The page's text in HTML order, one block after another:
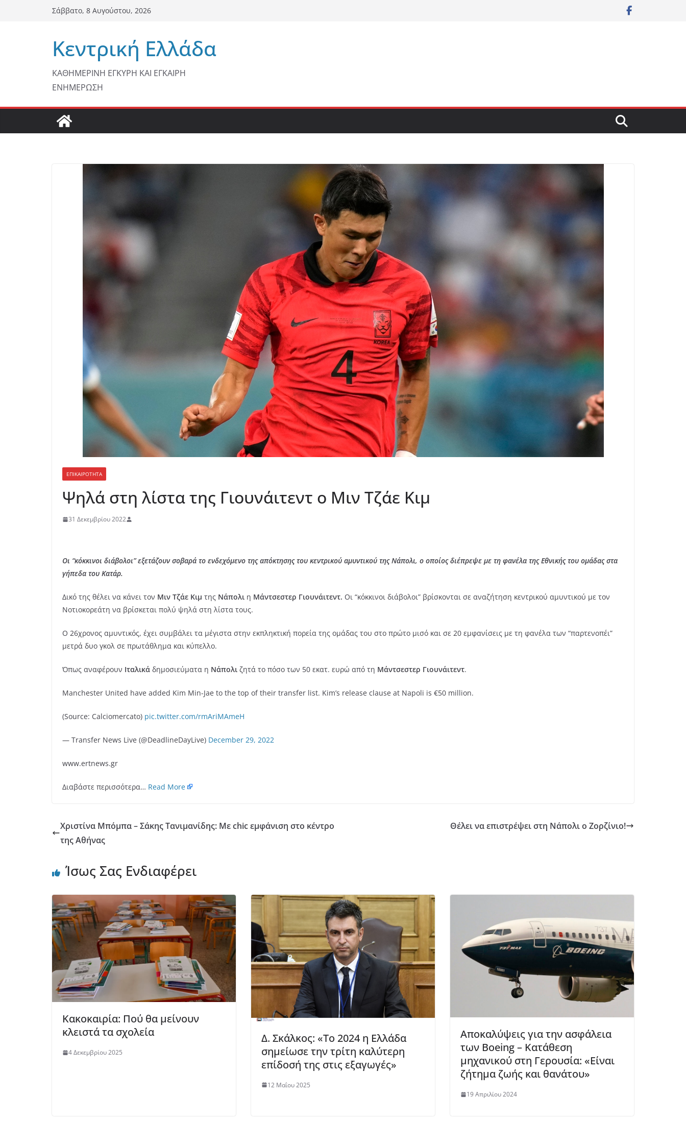
Σάββατο, 8 Αυγούστου, 2026
Κεντρική Ελλάδα
ΚΑΘΗΜΕΡΙΝΗ ΕΓΚΥΡΗ ΚΑΙ ΕΓΚΑΙΡΗ
ΕΝΗΜΕΡΩΣΗ
ΕΠΙΚΑΙΡΟΤΗΤΑ
Ψηλά στη λίστα της Γιουνάιτεντ ο Μιν Τζάε Κιμ
31 Δεκεμβρίου 2022
Οι “κόκκινοι διάβολοι” εξετάζουν σοβαρά το ενδεχόμενο της απόκτησης του κεντρικού αμυντικού της Νάπολι, ο οποίος διέπρεψε με τη φανέλα της Εθνικής του ομάδας στα
γήπεδα του Κατάρ.
Δικό της θέλει να κάνει τον Μιν Τζάε Κιμ της Νάπολι η Μάντσεστερ Γιουνάιτεντ. Οι “κόκκινοι διάβολοι” βρίσκονται σε αναζήτηση κεντρικού αμυντικού με τον
Νοτιοκορεάτη να βρίσκεται πολύ ψηλά στη λίστα τους.
Ο 26χρονος αμυντικός, έχει συμβάλει τα μέγιστα στην εκπληκτική πορεία της ομάδας του στο πρώτο μισό και σε 20 εμφανίσεις με τη φανέλα των “παρτενοπέι”
μετρά δυο γκολ σε πρωτάθλημα και κύπελλο.
Όπως αναφέρουν Ιταλικά δημοσιεύματα η Νάπολι ζητά το πόσο των 50 εκατ. ευρώ από τη Μάντσεστερ Γιουνάιτεντ.
Manchester United have added Kim Min-Jae to the top of their transfer list. Kim’s release clause at Napoli is €50 million.
(Source: Calciomercato) pic.twitter.com/rmAriMAmeH
— Transfer News Live (@DeadlineDayLive) December 29, 2022
www.ertnews.gr
Διαβάστε περισσότερα… Read More
Χριστίνα Μπόμπα – Σάκης Τανιμανίδης: Με chic εμφάνιση στο κέντρο
της Αθήνας
Θέλει να επιστρέψει στη Νάπολι ο Ζορζίνιο!
Ίσως Σας Ενδιαφέρει
Κακοκαιρία: Πού θα μείνουν
κλειστά τα σχολεία
4 Δεκεμβρίου 2025
Δ. Σκάλκος: «Το 2024 η Ελλάδα
σημείωσε την τρίτη καλύτερη
επίδοσή της στις εξαγωγές»
12 Μαΐου 2025
Αποκαλύψεις για την ασφάλεια
των Boeing – Κατάθεση
μηχανικού στη Γερουσία: «Είναι
ζήτημα ζωής και θανάτου»
19 Απριλίου 2024